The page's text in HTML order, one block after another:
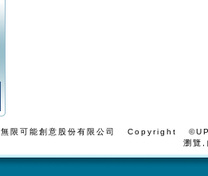
無限可能創意股份有限公司 Copyright
瀏